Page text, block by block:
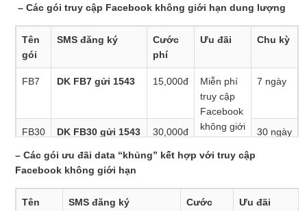
– Các gói truy cập Facebook không giới hạn dung lượng
Tên
gói
SMS đăng ký
Cước
phí
Ưu đãi Chu kỳ
FB7 DK FB7 gửi 1543 15,000đ
Miễn phí
truy cập
Facebook
không giới
chu kỳ gói
7 ngày
FB30 DK FB30 gửi 1543 30,000đ 30 ngày
– Các gói ưu đãi data “khủng” kết hợp với truy cập
Facebook không giới hạn
Tên SMS đăng ký Cước Ưu đãi